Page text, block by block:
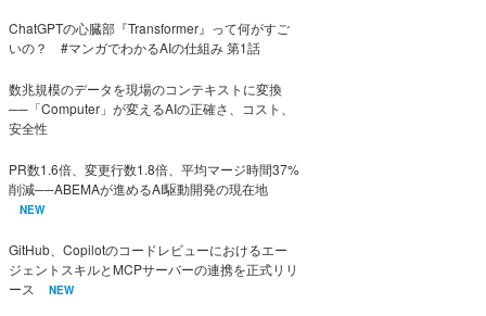
ChatGPTの心臓部『Transformer』って何がすご
いの？ #マンガでわかるAIの仕組み 第1話
数兆規模のデータを現場のコンテキストに変換
──「Computer」が変えるAIの正確さ、コスト、
安全性
PR数1.6倍、変更行数1.8倍、平均マージ時間37%
削減──ABEMAが進めるAI駆動開発の現在地
NEW
GitHub、Copilotのコードレビューにおけるエー
ジェントスキルとMCPサーバーの連携を正式リリ
ース
NEW